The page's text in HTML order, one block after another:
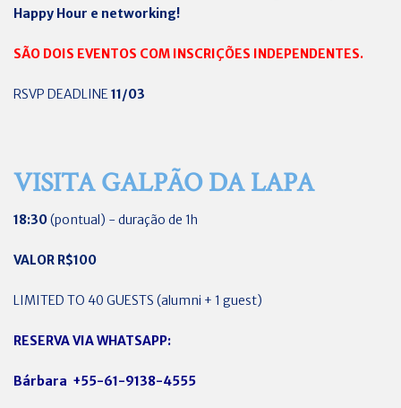
Happy Hour e networking!
SÃO DOIS EVENTOS COM INSCRIÇÕES INDEPENDENTES.
RSVP DEADLINE 11/03
VISITA GALPÃO DA LAPA
18:30(pontual) - duração de 1h
VALOR R$100
LIMITED TO 40 GUESTS (alumni + 1 guest)
RESERVA VIA WHATSAPP:
Bárbara +55-61-9138-4555